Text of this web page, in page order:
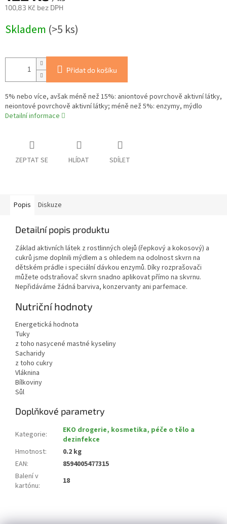
100,83 Kč bez DPH
cena:
Skladem (>5 ks)
Přidat do košíku
5% nebo více, avšak méně než 15%: aniontové povrchově aktivní látky,
neiontové povrchově aktivní látky; méně než 5%: enzymy, mýdlo
Detailní informace
ZEPTAT SE HLÍDAT SDÍLET
Popis Diskuze
Detailní popis produktu
Základ aktivních látek z rostlinných olejů (řepkový a kokosový) a
cukrů jsme doplnili mýdlem a s ohledem na odolnost skvrn na
dětském prádle i speciální dávkou enzymů. Díky rozprašovači
můžete odstraňovač skvrn snadno aplikovat přímo na skvrnu.
Nepřidáváme žádná barviva, konzervanty ani parfemace.
Nutriční hodnoty
Energetická hodnota
Tuky
z toho nasycené mastné kyseliny
Sacharidy
z toho cukry
Vláknina
Bílkoviny
Sůl
Doplňkové parametry
Kategorie:
EKO drogerie, kosmetika, péče o tělo a
dezinfekce
Hmotnost:
0.2 kg
EAN:
8594005477315
Balení v
kartónu: 18